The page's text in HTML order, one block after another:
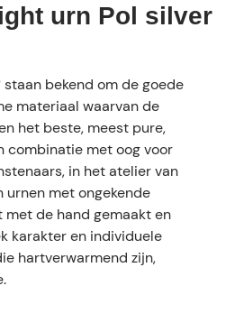
urn Pol silver
staan bekend om de goede
materiaal waarvan de
het beste, meest pure,
combinatie met oog voor
in het atelier van
urnen met ongekende
met de hand gemaakt en
karakter en individuele
hartverwarmend zijn,